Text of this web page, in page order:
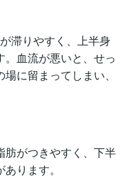
滞りやすく、上半身
血流が悪いと、せっ
に留まってしまい、
肪がつきやすく、下半
ります。